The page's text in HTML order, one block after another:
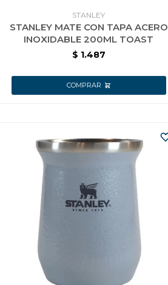
STANLEY
STANLEY MATE CON TAPA ACERO
INOXIDABLE 200ML TOAST
$ 1.487